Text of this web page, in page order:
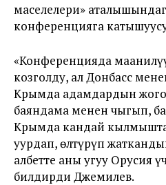
маселелери»
конференцияга
«Конференцияда
козголду, ал Донбасс
Крымда адамдардын
баяндама менен чыгып,
Крымда кандай
уурдап, өлтүрүп
албетте аны угуу Орусия
билдирди Джемилев.